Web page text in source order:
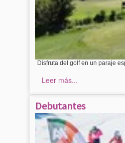
Disfruta del golf en un paraje
Leer más...
Debutantes